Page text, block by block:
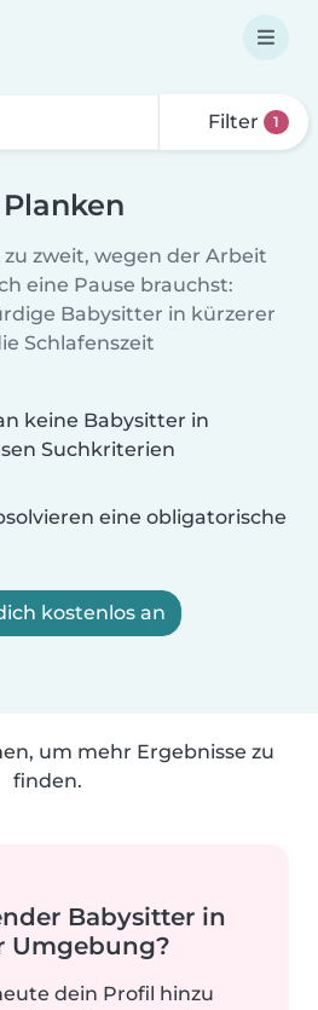
Filter 1
zweit, wegen der Arbeit
eine Pause brauchst:
Babysitter in kürzerer
Schlafenszeit
keine Babysitter in
Suchkriterien
eine obligatorische
kostenlos an
um mehr Ergebnisse zu
finden.
Babysitter in
Umgebung?
dein Profil hinzu